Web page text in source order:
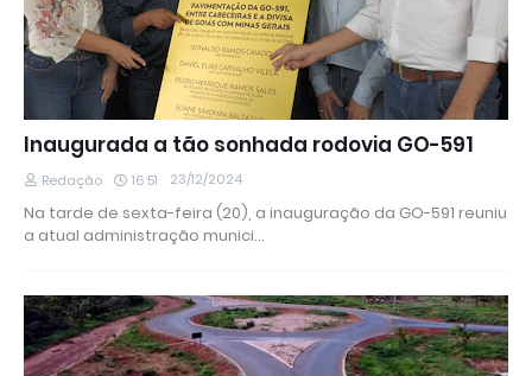
Inaugurada a tão sonhada rodovia GO-591
Redação 16:51 23/12/2024
Na tarde de sexta-feira (20), a inauguração da GO-591 reuniu
a atual administração munici…